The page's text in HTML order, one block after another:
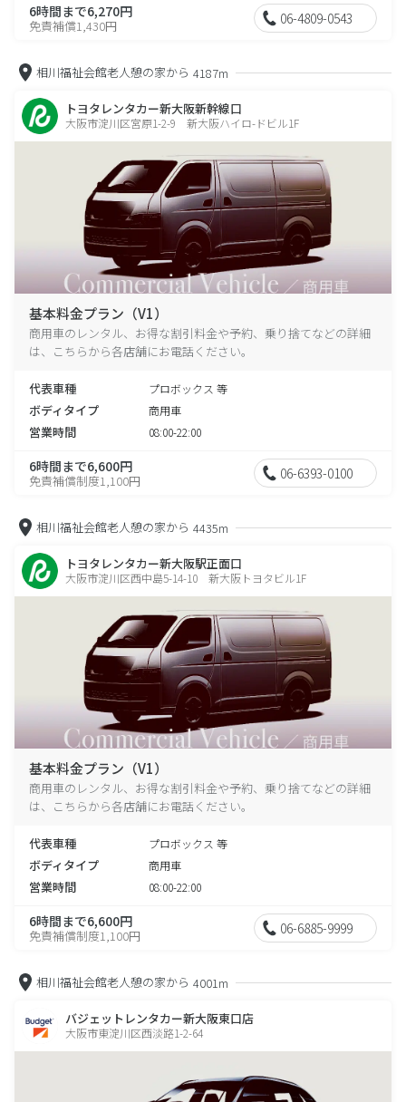
6時間まで6,270円
免責補償1,430円 06-4809-0543
相川福祉会館老人憩の家から 4187m
トヨタレンタカー新大阪新幹線口
大阪市淀川区宮原1-2-9 新大阪ハイロ-ドビル1F
基本料金プラン（V1）
商用車のレンタル、お得な割引料金や予約、乗り捨てなどの詳細
は、こちらから各店舗にお電話ください。
代表車種 プロボックス 等
ボディタイプ 商用車
営業時間 08:00-22:00
6時間まで6,600円
免責補償制度1,100円 06-6393-0100
相川福祉会館老人憩の家から 4435m
トヨタレンタカー新大阪駅正面口
大阪市淀川区西中島5-14-10 新大阪トヨタビル1F
基本料金プラン（V1）
商用車のレンタル、お得な割引料金や予約、乗り捨てなどの詳細
は、こちらから各店舗にお電話ください。
代表車種 プロボックス 等
ボディタイプ 商用車
営業時間 08:00-22:00
6時間まで6,600円
免責補償制度1,100円 06-6885-9999
相川福祉会館老人憩の家から 4001m
バジェットレンタカー新大阪東口店
大阪市東淀川区西淡路1-2-64